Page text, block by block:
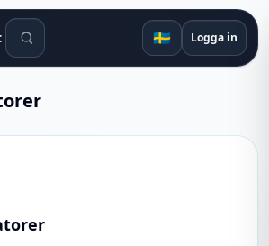
Sökverktyg 🇸🇪 Logga in